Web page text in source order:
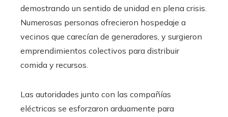
demostrando un sentido de unidad en plena crisis.
Numerosas personas ofrecieron hospedaje a
vecinos que carecían de generadores, y surgieron
emprendimientos colectivos para distribuir
comida y recursos.
Las autoridades junto con las compañías
eléctricas se esforzaron arduamente para